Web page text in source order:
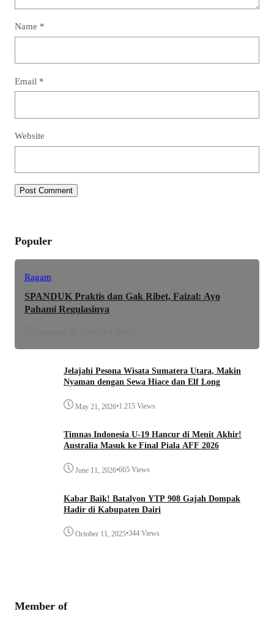
Name *
Email *
Website
Populer
Ragam
SPANDUK Praktis dan Gak Ribet, Faizal: Ayo
Pahami Regulasinya
Jelajahi Pesona Wisata Sumatera Utara, Makin
Nyaman dengan Sewa Hiace dan Elf Long
May 21, 2026•1.215 Views
Timnas Indonesia U-19 Hancur di Menit Akhir!
Australia Masuk ke Final Piala AFF 2026
June 11, 2026•665 Views
Kabar Baik! Batalyon YTP 908 Gajah Dompak
Hadir di Kabupaten Dairi
October 11, 2025•344 Views
Member of